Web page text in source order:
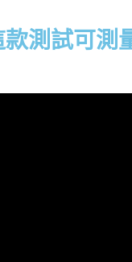
款測試可測